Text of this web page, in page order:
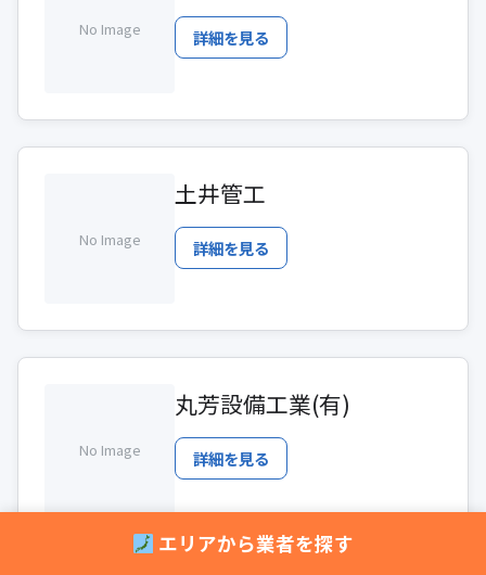
No Image 詳細を見る
No Image
土井管工
詳細を見る
No Image
丸芳設備工業(有)
詳細を見る
エリアから業者を探す